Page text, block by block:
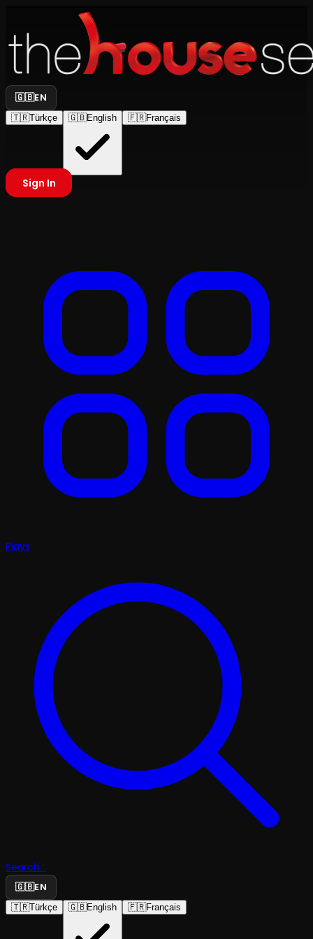
🇬🇧EN
🇹🇷Türkçe 🇬🇧English 🇫🇷Français
Sign In
Plays
Search...
🇬🇧EN
🇹🇷Türkçe 🇬🇧English 🇫🇷Français